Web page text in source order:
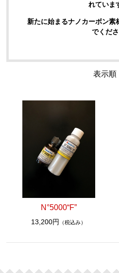
PH7.0中性脱脂シャンプー【泡
PH8.7弱アルカリ性シャンプー
PH2.8酸性シャンプー【泡吸着
内装コーティング
内窓クリーナー
鉄粉除去ネンド関連
【クレンジング】 下処理-雨
れていま
新たに始まるナノカーボン素
でくだ
表示
N°5000“F”
13,200円 （税込み）